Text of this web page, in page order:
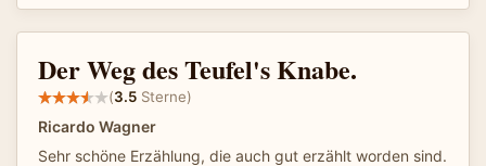
Der Weg des Teufel's Knabe.
(3.5 Sterne)
Ricardo Wagner
Sehr schöne Erzählung, die auch gut erzählt worden sind.